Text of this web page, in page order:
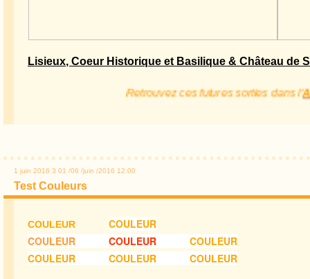
Lisieux, Coeur Historique et Basilique & Château de
Retrouvez ces futures sorties dans l'
1 juin 2016 3 01 /06 /juin /2016 12:00
Test Couleurs
COULEUR COULEUR
COULEUR
COULEUR
COULEUR
COULEUR COULEUR COULEUR